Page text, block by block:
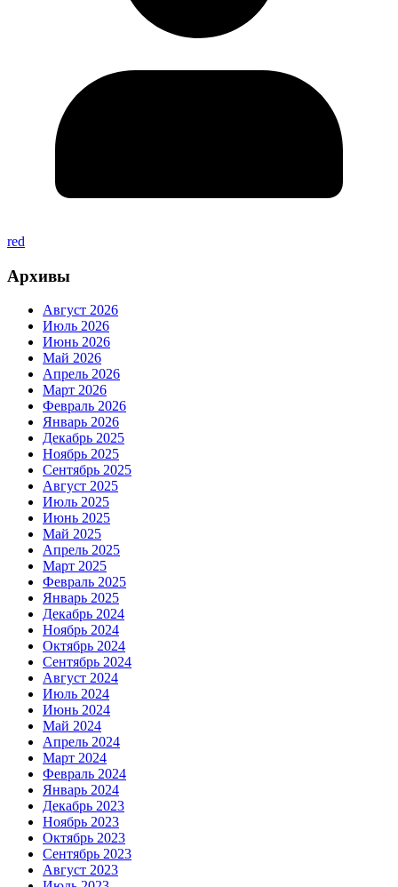
red
Архивы
Август 2026
Июль 2026
Июнь 2026
Май 2026
Апрель 2026
Март 2026
Февраль 2026
Январь 2026
Декабрь 2025
Ноябрь 2025
Сентябрь 2025
Август 2025
Июль 2025
Июнь 2025
Май 2025
Апрель 2025
Март 2025
Февраль 2025
Январь 2025
Декабрь 2024
Ноябрь 2024
Октябрь 2024
Сентябрь 2024
Август 2024
Июль 2024
Июнь 2024
Май 2024
Апрель 2024
Март 2024
Февраль 2024
Январь 2024
Декабрь 2023
Ноябрь 2023
Октябрь 2023
Сентябрь 2023
Август 2023